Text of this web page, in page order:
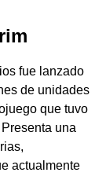
fue lanzado
de unidades
que tuvo
una
actualmente